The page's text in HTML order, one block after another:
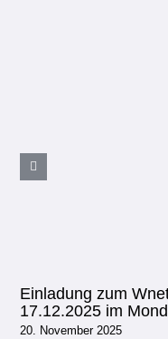
Einladung zum
17.12.2025 im
20. November 2025